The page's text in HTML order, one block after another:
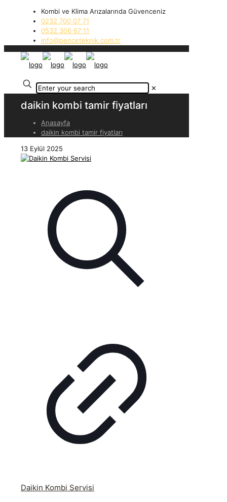
Kombi ve Klima Arızalarında Güvenceniz
0232 700 07 71
0532 306 67 11
info@penceteknik.com.tr
✕
daikin kombi tamir fiyatları
Anasayfa
daikin kombi tamir fiyatları
13 Eylül 2025
Daikin Kombi Servisi